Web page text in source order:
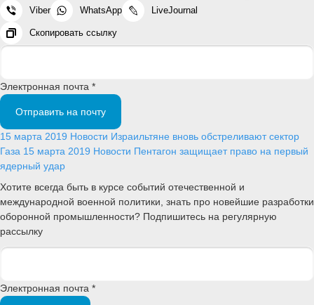
Viber WhatsApp LiveJournal
Скопировать ссылку
Электронная почта *
Отправить на почту
15 марта 2019 Новости Израильтяне вновь обстреливают сектор
Газа 15 марта 2019 Новости Пентагон защищает право на первый
ядерный удар
Хотите всегда быть в курсе событий отечественной и
международной военной политики, знать про новейшие разработки
оборонной промышленности? Подпишитесь на регулярную
рассылку
Электронная почта *